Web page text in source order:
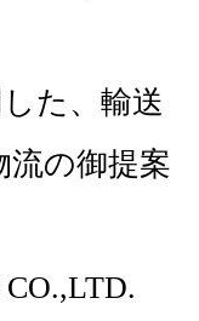
た、輸送
流の御提案